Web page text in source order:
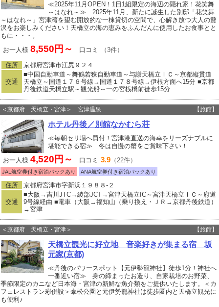
≪2025年11月OPEN！1日1組限定の海辺の隠れ家！花笑舞
～はなれ～≫ 2025年11月、新たに誕生した別邸「花笑舞
～はなれ～」宮津湾を望む開放的な一棟貸切の空間で、心解き放つ大人の贅
沢をお楽しみください！天橋立の海の恵みをふんだんに使用したお食事とと
もに・・・。
お一人様 8,550円～ 口コミ （3件）
住所 京都府宮津市江尻９２４
交通
■中国自動車道～舞鶴若狭自動車道～与謝天橋立ＩＣ～京都縦貫道
天橋立～国道１７６号線→国道１７８号線→伊根方面へ15分 ■京都
丹後鉄道天橋立駅～観光船～一の宮桟橋前徒歩15分
＜京都府 天橋立・宮津＞ 宮津温泉 【旅館】
ホテル丹後／別館なかむら荘
≪毎朝セリ場へ買付！宮津港直送の海幸をリーズナブルに
堪能できる宿≫ 冬は自慢の蟹をご賞味下さい！
お一人様 4,520円～ 口コミ 3.9 （22件）
JAL航空券付き宿泊パックあり ANA航空券付き宿泊パックあり
住所 京都府宮津市字新浜１９８８‐２
交通
■大阪→吉川JTC→綾部JCT→宮津天橋立IC～宮津天橋立ＩＣ～府道
9号線経由 ■電車（大阪→福知山（乗り換え・ＪＲ→京都丹後鉄道）
→宮津
＜京都府 天橋立・宮津＞ 【旅館】
天橋立観光に好立地 音楽好きが集まる宿 坂
元家(京都)
≪丹後のパワースポット【元伊勢籠神社】徒歩1分！神社へ
一番近い宿≫ 身の締まったお造り、自家栽培のお野菜、
季節限定のカニなど日本海・宮津の新鮮な魚介類をご提供いたします。＜カ
フェレストラン彩併設＞傘松公園と元伊勢籠神社は徒歩圏内と天橋立観光に
も便利♪